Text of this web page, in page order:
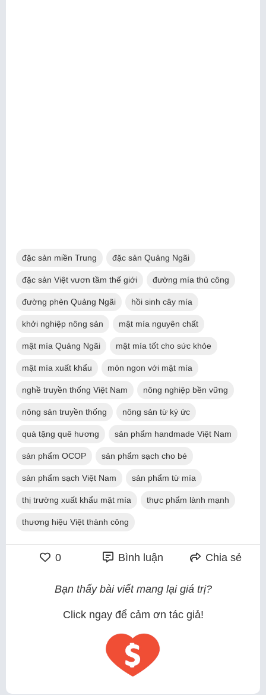
đặc sản miền Trung đặc sản Quảng Ngãi
đặc sản Việt vươn tầm thế giới đường mía thủ công
đường phèn Quảng Ngãi hồi sinh cây mía
khởi nghiệp nông sản mật mía nguyên chất
mật mía Quảng Ngãi mật mía tốt cho sức khỏe
mật mía xuất khẩu món ngon với mật mía
nghề truyền thống Việt Nam nông nghiệp bền vững
nông sản truyền thống nông sản từ ký ức
quà tặng quê hương sản phẩm handmade Việt Nam
sản phẩm OCOP sản phẩm sạch cho bé
sản phẩm sạch Việt Nam sản phẩm từ mía
thị trường xuất khẩu mật mía thực phẩm lành mạnh
thương hiệu Việt thành công
0 Bình luận Chia sẻ
Bạn thấy bài viết mang lại giá trị?
Click ngay để cảm ơn tác giả!